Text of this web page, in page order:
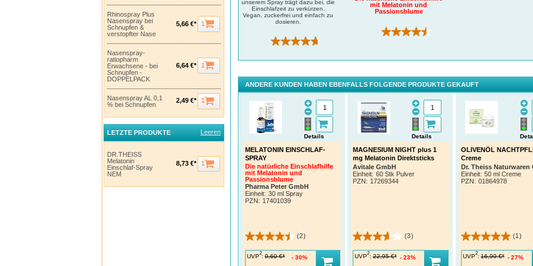
unserem Spray trägt dazu bei, die
Einschlafzeit zu verkürzen.
Vegan, zuckerfrei und einfach zu
dosieren.
(232)
mit Melatonin und
Passionsblume
(2)
ANDERE KUNDEN HABEN EBENFALLS FOLGENDE PRODUKTE GEKAUFT
MELATONIN EINSCHLAF-
SPRAY
Die natürliche Einschlafhilfe
mit Melatonin und
Passionsblume
Pharma Peter GmbH
Einheit: 30 ml Spray
PZN : 17401039
Details
(2)
UVP
2
: 9,60 €*
30%
MAGNESIUM NIGHT plus 1
mg Melatonin Direktsticks
Avitale GmbH
Einheit: 60 Stk Pulver
PZN : 17269344
Details
(3)
UVP
2
: 22,95 €*
23%
OLIVENÖL
Creme
Dr. Theiss Naturwaren
Einheit: 50 ml Creme
PZN : 01864978
(1)
UVP
2
: 16,99 €*
27%
Rhinospray Plus
Nasenspray bei
Schnupfen &
verstopfter Nase
5,66 €* 1
Nasenspray-
ratiopharm
Erwachsene - bei
Schnupfen -
DOPPELPACK
6,64 €* 1
Nasenspray AL 0,1
% bei Schnupfen
2,49 €* 1
LETZTE PRODUKTE Leeren
DR.THEISS
Melatonin
Einschlaf-Spray
NEM
8,73 €* 1